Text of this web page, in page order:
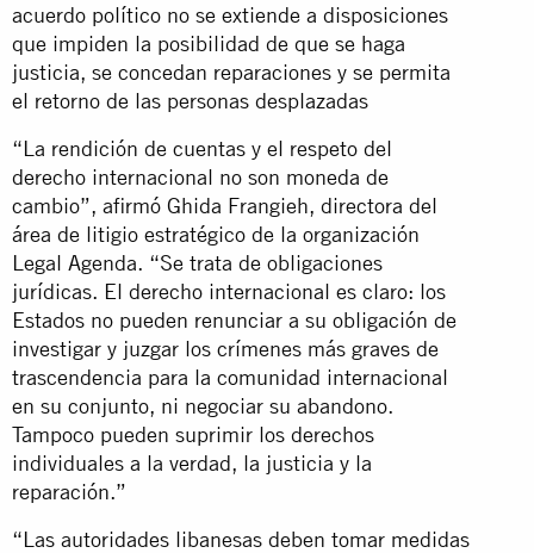
acuerdo político no se extiende a disposiciones
que impiden la posibilidad de que se haga
justicia, se concedan reparaciones y se permita
el retorno de las personas desplazadas
“La rendición de cuentas y el respeto del
derecho internacional no son moneda de
cambio”, afirmó Ghida Frangieh, directora del
área de litigio estratégico de la organización
Legal Agenda. “Se trata de obligaciones
jurídicas. El derecho internacional es claro: los
Estados no pueden renunciar a su obligación de
investigar y juzgar los crímenes más graves de
trascendencia para la comunidad internacional
en su conjunto, ni negociar su abandono.
Tampoco pueden suprimir los derechos
individuales a la verdad, la justicia y la
reparación.”
“Las autoridades libanesas deben tomar medidas